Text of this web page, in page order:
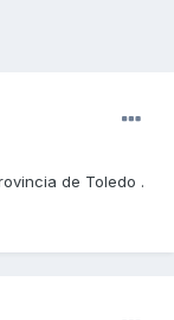
de Toledo .